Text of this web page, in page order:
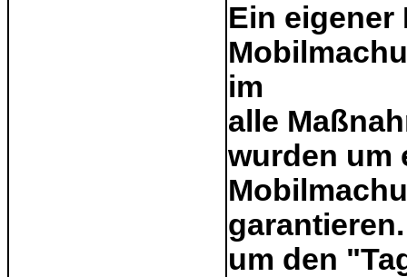
Ein eigener
im
alle
wurden um
um den